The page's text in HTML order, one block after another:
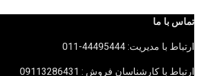
تماس با ما
ارتباط با مدیریت: 44495444-011
ارتباط با کارشناسان فروش : 09113286431